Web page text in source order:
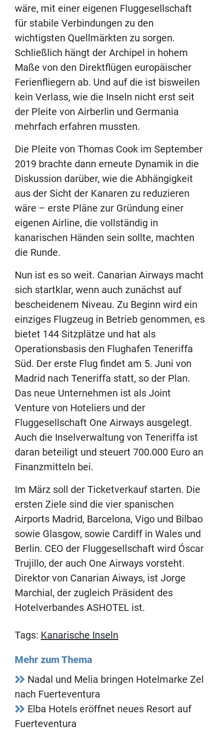
wäre, mit einer eigenen Fluggesellschaft
für stabile Verbindungen zu den
wichtigsten Quellmärkten zu sorgen.
Schließlich hängt der Archipel in hohem
Maße von den Direktflügen europäischer
Ferienfliegern ab. Und auf die ist bisweilen
kein Verlass, wie die Inseln nicht erst seit
der Pleite von Airberlin und Germania
mehrfach erfahren mussten.
Die Pleite von Thomas Cook im September
2019 brachte dann erneute Dynamik in die
Diskussion darüber, wie die Abhängigkeit
aus der Sicht der Kanaren zu reduzieren
wäre – erste Pläne zur Gründung einer
eigenen Airline, die vollständig in
kanarischen Händen sein sollte, machten
die Runde.
Nun ist es so weit. Canarian Airways macht
sich startklar, wenn auch zunächst auf
bescheidenem Niveau. Zu Beginn wird ein
einziges Flugzeug in Betrieb genommen, es
bietet 144 Sitzplätze und hat als
Operationsbasis den Flughafen Teneriffa
Süd. Der erste Flug findet am 5. Juni von
Madrid nach Teneriffa statt, so der Plan.
Das neue Unternehmen ist als Joint
Venture von Hoteliers und der
Fluggesellschaft One Airways ausgelegt.
Auch die Inselverwaltung von Teneriffa ist
daran beteiligt und steuert 700.000 Euro an
Finanzmitteln bei.
Im März soll der Ticketverkauf starten. Die
ersten Ziele sind die vier spanischen
Airports Madrid, Barcelona, Vigo und Bilbao
sowie Glasgow, sowie Cardiff in Wales und
Berlin. CEO der Fluggesellschaft wird Óscar
Trujillo, der auch One Airways vorsteht.
Direktor von Canarian Aiways, ist Jorge
Marchial, der zugleich Präsident des
Hotelverbandes ASHOTEL ist.
Tags: Kanarische Inseln
Mehr zum Thema
Nadal und Melia bringen Hotelmarke Zel
nach Fuerteventura
Elba Hotels eröffnet neues Resort auf
Fuerteventura